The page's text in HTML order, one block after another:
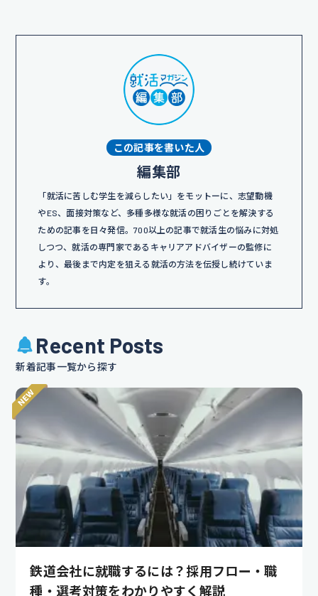
この記事を書いた人
編集部
「就活に苦しむ学生を減らしたい」をモットーに、志望動機
やES、面接対策など、多種多様な就活の困りごとを解決する
ための記事を日々発信。700以上の記事で就活生の悩みに対処
しつつ、就活の専門家であるキャリアアドバイザーの監修に
より、最後まで内定を狙える就活の方法を伝授し続けていま
す。
Recent Posts
新着記事一覧から探す
鉄道会社に就職するには？採用フロー・職
種・選考対策をわかりやすく解説